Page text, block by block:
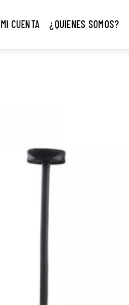
MI CUENTA ¿QUIENES SOMOS?